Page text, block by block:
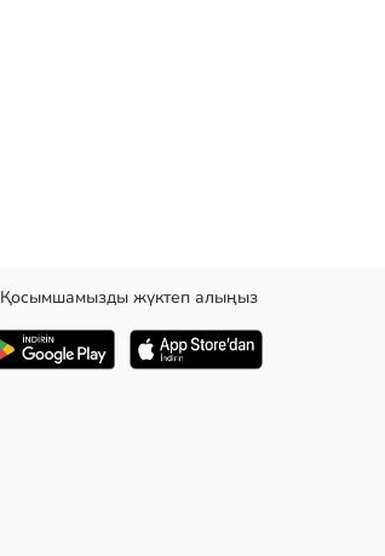
Қосымшамызды жүктеп алыңыз